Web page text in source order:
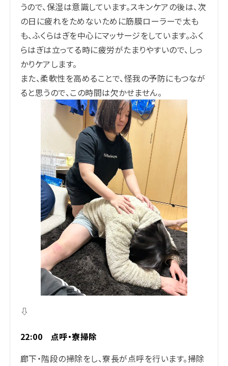
うので、保湿は意識しています。スキンケアの後は、次
の日に疲れをためないために筋膜ローラーで太も
も、ふくらはぎを中心にマッサージをしています。ふく
らはぎは立ってる時に疲労がたまりやすいので、しっ
かりケアします。
また、柔軟性を高めることで、怪我の予防にもつなが
ると思うので、この時間は欠かせません。
⇩
22:00 点呼・寮掃除
廊下・階段の掃除をし、寮長が点呼を行います。掃除